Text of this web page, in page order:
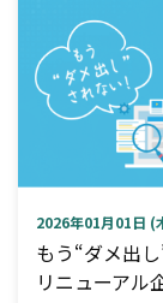
2026年01月01日
もう“ダメ出
リニューアル